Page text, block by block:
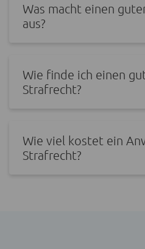
Was macht einen
aus?
Wie finde ich einen
Strafrecht?
Wie viel kostet ein
Strafrecht?